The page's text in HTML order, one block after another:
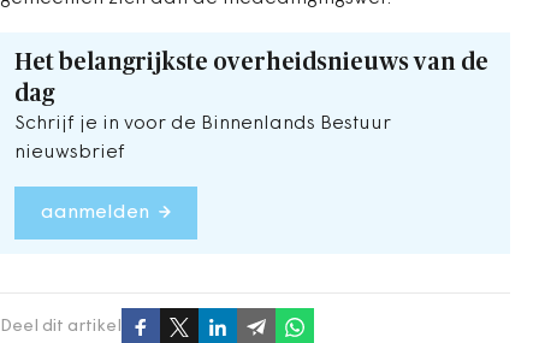
Het belangrijkste overheidsnieuws van de
dag
Schrijf je in voor de Binnenlands Bestuur
nieuwsbrief
aanmelden
Deel dit artikel